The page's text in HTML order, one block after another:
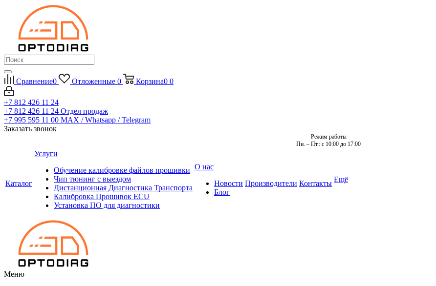
Сравнение0 Отложенные 0 Корзина0 0
+7 812 426 11 24
+7 812 426 11 24 Отдел продаж
+7 995 595 11 00 MAX / Whatsapp / Telegram
Заказать звонок
Режим работы
Пн. – Пт.: с 10:00 до 17:00
Каталог
Услуги
Обучение калибровке файлов прошивки
Чип тюнинг с выездом
Дистанционная Диагностика Транспорта
Калибровка Прошивок ECU
Установка ПО для диагностики
О нас
Новости
Блог
Производители Контакты Ещё
Меню